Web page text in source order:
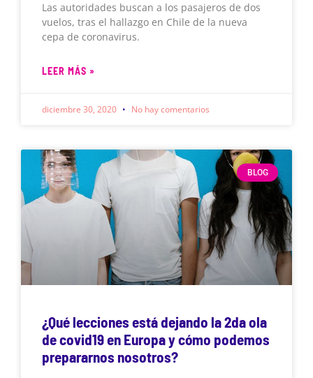
Las autoridades buscan a los pasajeros de dos
vuelos, tras el hallazgo en Chile de la nueva
cepa de coronavirus.
LEER MÁS »
diciembre 30, 2020 No hay comentarios
BLOG
¿Qué lecciones está dejando la 2da ola
de covid19 en Europa y cómo podemos
prepararnos nosotros?